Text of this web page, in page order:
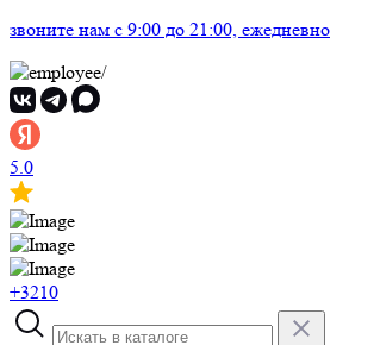
звоните нам c 9:00 до 21:00, ежедневно
5.0
+3210